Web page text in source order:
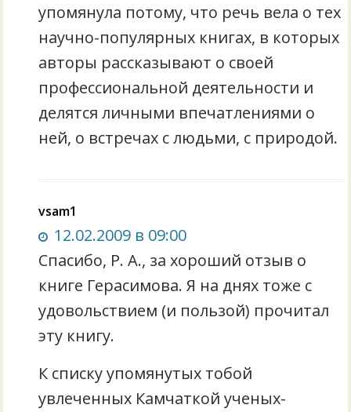
упомянула потому, что речь вела о тех
научно-популярных книгах, в которых
авторы рассказывают о своей
профессиональной деятельности и
делятся личными впечатлениями о
ней, о встречах с людьми, с природой.
vsam1
12.02.2009 в 09:00
Спасибо, Р. А., за хороший отзыв о
книге Герасимова. Я на днях тоже с
удовольствием (и пользой) прочитал
эту книгу.
К списку упомянутых тобой
увлеченных Камчаткой ученых-